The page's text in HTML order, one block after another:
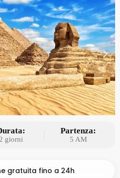
2 giorni
Partenza:
5 AM
gratuita fino a 24h